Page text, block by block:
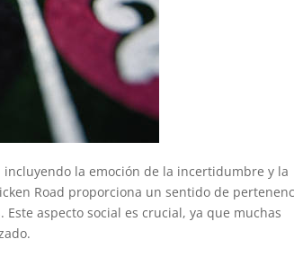
la emoción de la incertidumbre y la
Road proporciona un sentido de
aspecto social es crucial, ya que muchas